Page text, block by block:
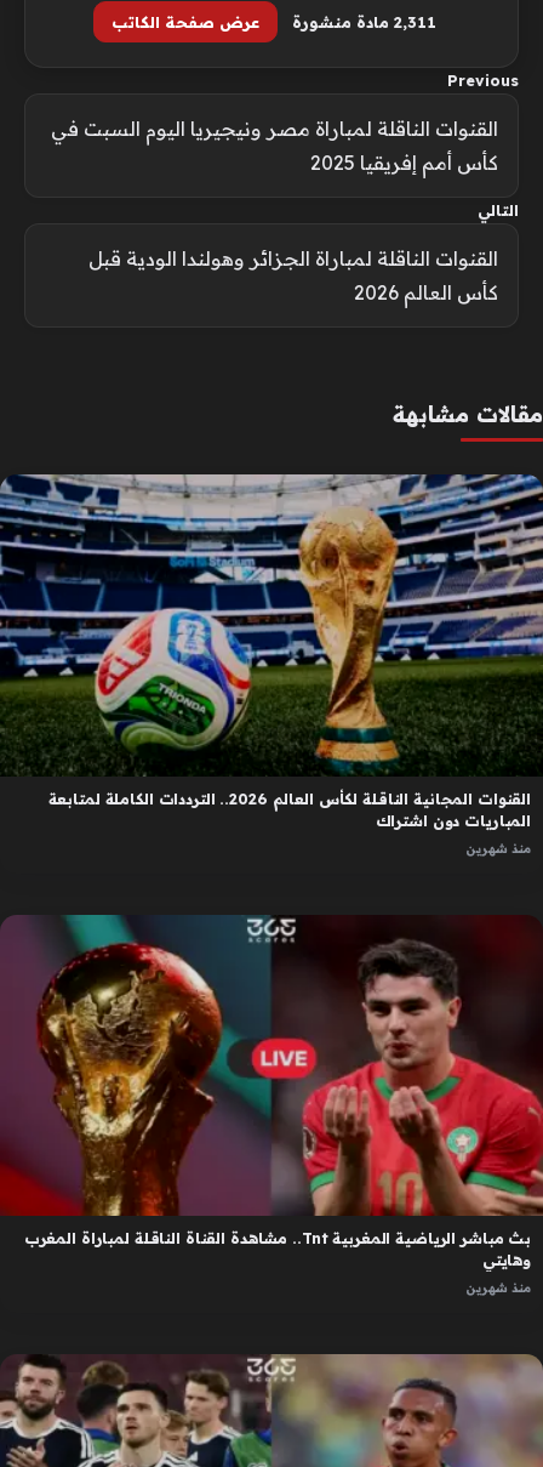
2٬311 مادة منشورة عرض صفحة الكاتب
Previous
القنوات الناقلة لمباراة مصر ونيجيريا اليوم السبت في
كأس أمم إفريقيا 2025
التالي
القنوات الناقلة لمباراة الجزائر وهولندا الودية قبل
كأس العالم 2026
مقالات مشابهة
القنوات المجانية الناقلة لكأس العالم 2026.. الترددات الكاملة لمتابعة
المباريات دون اشتراك
منذ شهرين
بث مباشر الرياضية المغربية Tnt.. مشاهدة القناة الناقلة لمباراة المغرب
وهايتي
منذ شهرين